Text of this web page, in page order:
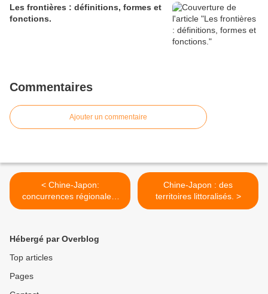
Les frontières : définitions, formes et
fonctions.
Commentaires
Ajouter un commentaire
< Chine-Japon:
concurrences régionales,
ambitions mondiales.
Chine-Japon : des
territoires littoralisés. >
Hébergé par Overblog
Top articles
Pages